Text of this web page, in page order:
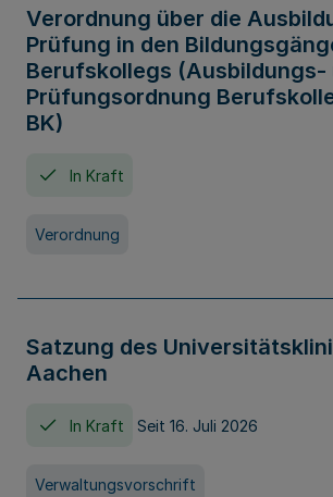
Verordnung über die
Prüfung in den
Berufskollegs (Ausbildungs-
Prüfungsordnung
BK)
In Kraft
Verordnung
Satzung des
Aachen
In Kraft Seit 16. Juli 2026
Verwaltungsvorschrift